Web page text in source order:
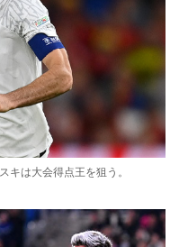
キは大会得点王を狙う。